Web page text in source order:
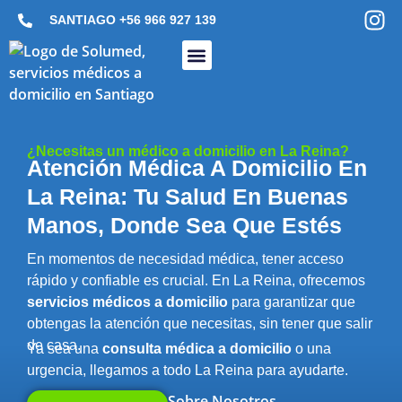
SANTIAGO +56 966 927 139
¿Necesitas un médico a domicilio en La Reina?
Atención Médica A Domicilio En
La Reina: Tu Salud En Buenas
Manos, Donde Sea Que Estés
En momentos de necesidad médica, tener acceso
rápido y confiable es crucial. En La Reina, ofrecemos
servicios médicos a domicilio para garantizar que
obtengas la atención que necesitas, sin tener que salir
de casa.
Ya sea una consulta médica a domicilio o una
urgencia, llegamos a todo La Reina para ayudarte.